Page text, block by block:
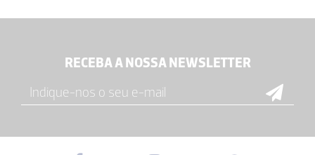
RECEBA A NOSSA NEWSLETTER